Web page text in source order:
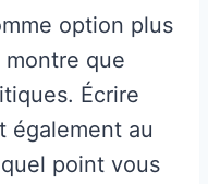
option plus
que
Écrire
également au
point vous